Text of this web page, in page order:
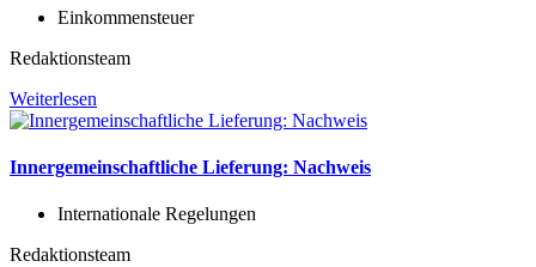
Einkommensteuer
Redaktionsteam
Weiterlesen
Innergemeinschaftliche Lieferung: Nachweis
Internationale Regelungen
Redaktionsteam